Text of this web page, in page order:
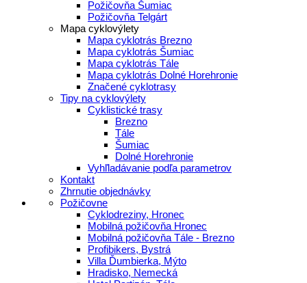
Požičovňa Šumiac
Požičovňa Telgárt
Mapa cyklovýlety
Mapa cyklotrás Brezno
Mapa cyklotrás Šumiac
Mapa cyklotrás Tále
Mapa cyklotrás Dolné Horehronie
Značené cyklotrasy
Tipy na cyklovýlety
Cyklistické trasy
Brezno
Tále
Šumiac
Dolné Horehronie
Vyhľladávanie podľa parametrov
Kontakt
Zhrnutie objednávky
Požičovne
Cyklodreziny, Hronec
Mobilná požičovňa Hronec
Mobilná požičovňa Tále - Brezno
Profibikers, Bystrá
Villa Ďumbierka, Mýto
Hradisko, Nemecká